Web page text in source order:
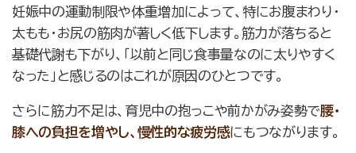
妊娠中の運動制限や体重増加によって、特にお腹まわり・
太もも・お尻の筋肉が著しく低下します。筋力が落ちると
基礎代謝も下がり、「以前と同じ食事量なのに太りやすく
なった」と感じるのはこれが原因のひとつです。
さらに筋力不足は、育児中の抱っこや前かがみ姿勢で腰・
膝への負担を増やし、慢性的な疲労感にもつながります。